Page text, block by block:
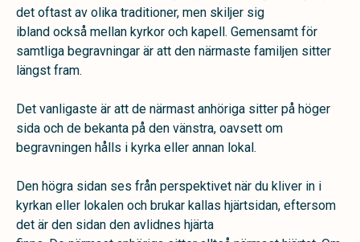
det oftast av olika traditioner, men skiljer sig
ibland också mellan kyrkor och kapell. Gemensamt för
samtliga begravningar är att den närmaste familjen sitter
längst fram.
Det vanligaste är att de närmast anhöriga sitter på höger
sida och de bekanta på den vänstra, oavsett om
begravningen hålls i kyrka eller annan lokal.
Den högra sidan ses från perspektivet när du kliver in i
kyrkan eller lokalen och brukar kallas hjärtsidan, eftersom
det är den sidan den avlidnes hjärta